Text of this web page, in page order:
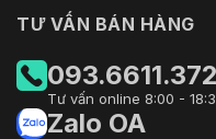
TƯ VẤN BÁN HÀNG
093.6611.372
Tư vấn online 8:00 -
Zalo OA